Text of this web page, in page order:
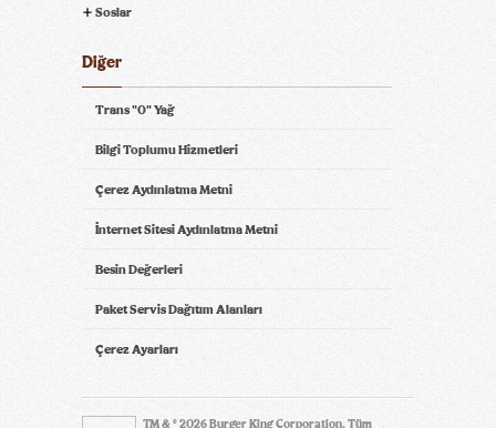
Soslar
Diğer
Trans "0" Yağ
Bilgi Toplumu Hizmetleri
Çerez Aydınlatma Metni
İnternet Sitesi Aydınlatma Metni
Besin Değerleri
Paket Servis Dağıtım Alanları
Çerez Ayarları
TM & © 2026 Burger King Corporation. Tüm